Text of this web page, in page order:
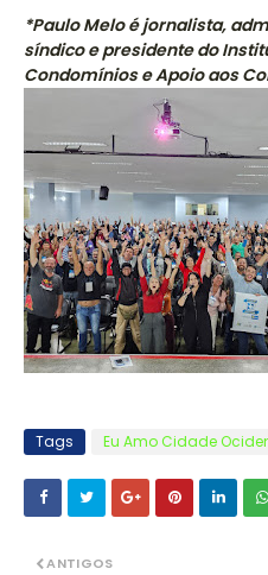
*Paulo Melo é jornalista,
síndico e presidente do
Condomínios e Apoio aos
Tags Eu Amo Cidade
ANTIGOS